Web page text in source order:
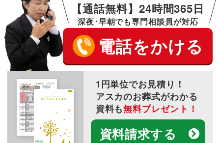
【通話無料】24時間365日
深夜･早朝でも専門相談員が対応
電話をかける
1円単位でお見積り！
アスカのお葬式がわかる
資料も無料プレゼント！
資料請求する